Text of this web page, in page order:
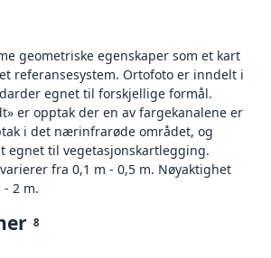
geometriske egenskaper som et kart
referansesystem. Ortofoto er inndelt i
egnet til forskjellige formål.
er opptak der en av fargekanalene er
i det nærinfrarøde området, og
egnet til vegetasjonskartlegging.
fra 0,1 m - 0,5 m. Nøyaktighet
2 m.
8